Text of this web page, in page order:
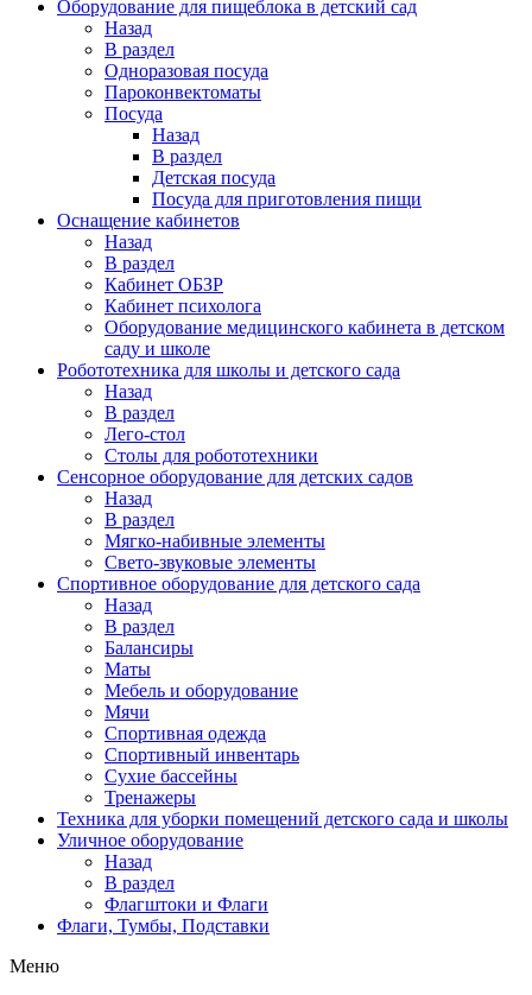
Оборудование для пищеблока в детский сад
Назад
В раздел
Одноразовая посуда
Пароконвектоматы
Посуда
Назад
В раздел
Детская посуда
Посуда для приготовления пищи
Оснащение кабинетов
Назад
В раздел
Кабинет ОБЗР
Кабинет психолога
Оборудование медицинского кабинета в детском
саду и школе
Робототехника для школы и детского сада
Назад
В раздел
Лего-стол
Столы для робототехники
Сенсорное оборудование для детских садов
Назад
В раздел
Мягко-набивные элементы
Свето-звуковые элементы
Спортивное оборудование для детского сада
Назад
В раздел
Балансиры
Маты
Мебель и оборудование
Мячи
Спортивная одежда
Спортивный инвентарь
Сухие бассейны
Тренажеры
Техника для уборки помещений детского сада и школы
Уличное оборудование
Назад
В раздел
Флагштоки и Флаги
Флаги, Тумбы, Подставки
Меню